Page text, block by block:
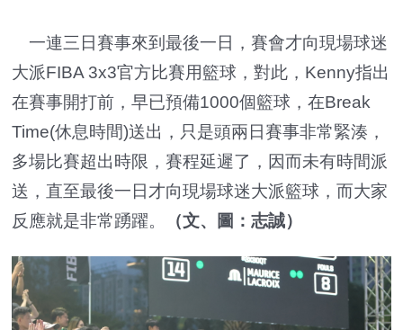
一連三日賽事來到最後一日，賽會才向現場球迷
大派FIBA 3x3官方比賽用籃球，對此，Kenny指出
在賽事開打前，早已預備1000個籃球，在Break
Time(休息時間)送出，只是頭兩日賽事非常緊湊，
多場比賽超出時限，賽程延遲了，因而未有時間派
送，直至最後一日才向現場球迷大派籃球，而大家
反應就是非常踴躍。
（文、圖：志誠）